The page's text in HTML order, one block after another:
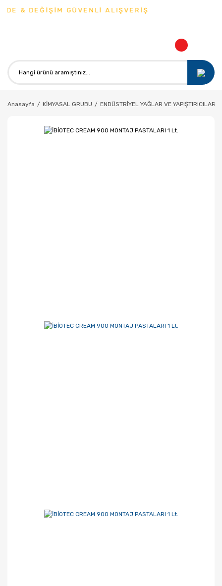
& DEĞİŞİM GÜVENLİ ALIŞVERİŞ
Anasayfa KİMYASAL GRUBU ENDÜSTRİYEL YAĞLAR VE YAPIŞTIRICILAR